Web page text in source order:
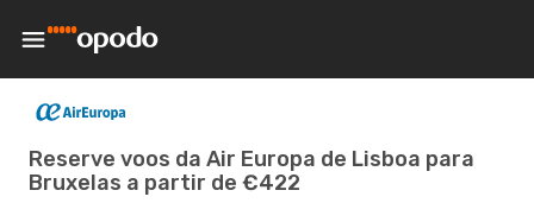
Reserve voos da Air Europa de Lisboa para
Bruxelas a partir de €422